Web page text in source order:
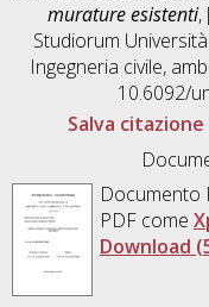
murature esistenti,
Studiorum
Ingegneria civile,
10.6092/
Salva citazione
Documento
PDF come
Download